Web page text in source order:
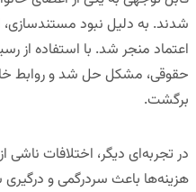
شدند. به دلیل نبود
اعتماد منجر شد. با استفاده از
حقوقی، مشکل حل شد و روابط
برگشت.
در تجربه‌ای دیگر، اختلافات
هزینه‌ها باعث سردرگمی و